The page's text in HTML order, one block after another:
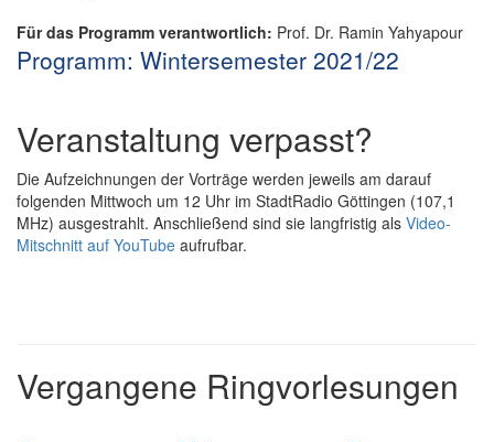
Für das Programm verantwortlich: Prof. Dr. Ramin Yahyapour
Programm: Wintersemester 2021/22
Veranstaltung verpasst?
Die Aufzeichnungen der Vorträge werden jeweils am darauf
folgenden Mittwoch um 12 Uhr im StadtRadio Göttingen (107,1
MHz) ausgestrahlt. Anschließend sind sie langfristig als Video-
Mitschnitt auf YouTube aufrufbar.
Vergangene Ringvorlesungen